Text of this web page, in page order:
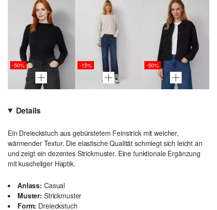
-50% -15% -50%
Details
Ein Dreieckstuch aus gebürstetem Feinstrick mit weicher,
wärmender Textur. Die elastische Qualität schmiegt sich leicht an
und zeigt ein dezentes Strickmuster. Eine funktionale Ergänzung
mit kuscheliger Haptik.
Anlass: Casual
Muster: Strickmuster
Form: Dreieckstuch